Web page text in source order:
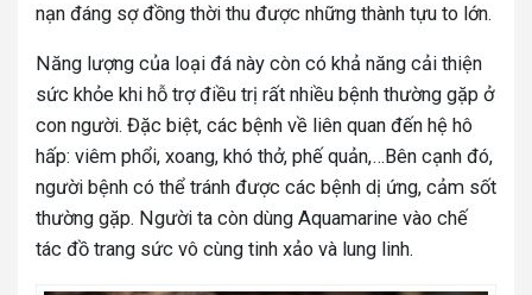
nạn đáng sợ đồng thời thu được những thành tựu to lớn.
Năng lượng của loại đá này còn có khả năng cải thiện
sức khỏe khi hỗ trợ điều trị rất nhiều bệnh thường gặp ở
con người. Đặc biệt, các bệnh về liên quan đến hệ hô
hấp: viêm phổi, xoang, khó thở, phế quản,…Bên cạnh đó,
người bệnh có thể tránh được các bệnh dị ứng, cảm sốt
thường gặp. Người ta còn dùng Aquamarine vào chế
tác đồ trang sức vô cùng tinh xảo và lung linh.